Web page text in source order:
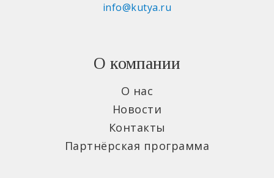
info@kutya.ru
О компании
О нас
Новости
Контакты
Партнёрская программа